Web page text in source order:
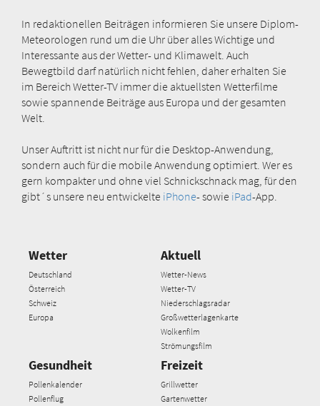
In redaktionellen Beiträgen informieren Sie unsere Diplom-
Meteorologen rund um die Uhr über alles Wichtige und
Interessante aus der Wetter- und Klimawelt. Auch
Bewegtbild darf natürlich nicht fehlen, daher erhalten Sie
im Bereich Wetter-TV immer die aktuellsten Wetterfilme
sowie spannende Beiträge aus Europa und der gesamten
Welt.
Unser Auftritt ist nicht nur für die Desktop-Anwendung,
sondern auch für die mobile Anwendung optimiert. Wer es
gern kompakter und ohne viel Schnickschnack mag, für den
gibt´s unsere neu entwickelte iPhone- sowie iPad-App.
Wetter
Deutschland
Österreich
Schweiz
Europa
Aktuell
Wetter-News
Wetter-TV
Niederschlagsradar
Großwetterlagenkarte
Wolkenfilm
Strömungsfilm
Gesundheit
Pollenkalender
Pollenflug
Freizeit
Grillwetter
Gartenwetter